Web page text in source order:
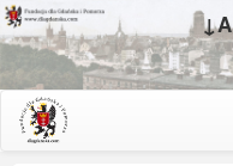
↓A